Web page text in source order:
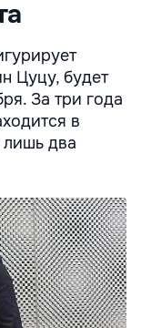
Цуцу, будет
За три года
в
два